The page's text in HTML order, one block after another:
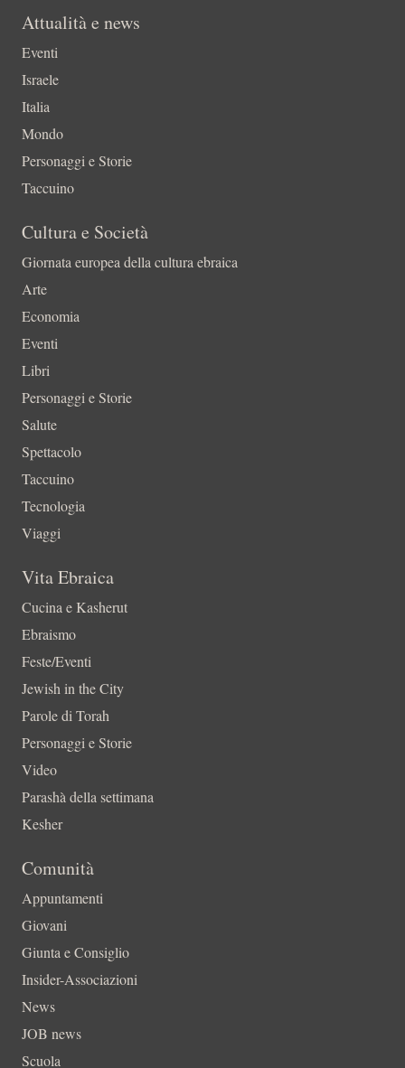
Attualità e news
Eventi
Israele
Italia
Mondo
Personaggi e Storie
Taccuino
Cultura e Società
Giornata europea della cultura ebraica
Arte
Economia
Eventi
Libri
Personaggi e Storie
Salute
Spettacolo
Taccuino
Tecnologia
Viaggi
Vita Ebraica
Cucina e Kasherut
Ebraismo
Feste/Eventi
Jewish in the City
Parole di Torah
Personaggi e Storie
Video
Parashà della settimana
Kesher
Comunità
Appuntamenti
Giovani
Giunta e Consiglio
Insider-Associazioni
News
JOB news
Scuola